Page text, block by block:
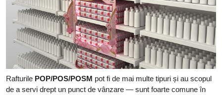
Rafturile POP/POS/POSM pot fi de mai multe tipuri și au scopul
de a servi drept un punct de vânzare — sunt foarte comune în